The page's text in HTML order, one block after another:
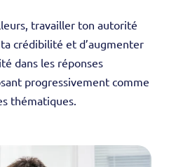
travailler ton autorité
crédibilité et d’augmenter
dans les réponses
progressivement comme
thématiques.